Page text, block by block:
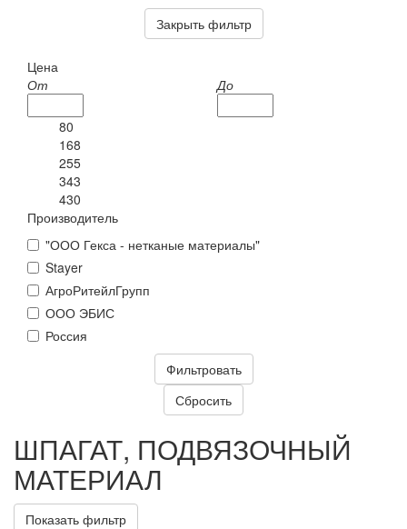
Закрыть фильтр
Цена
От
До
80
168
255
343
430
Производитель
"ООО Гекса - нетканые материалы"
Stayer
АгроРитейлГрупп
ООО ЭБИС
Россия
ШПАГАТ, ПОДВЯЗОЧНЫЙ
МАТЕРИАЛ
Показать фильтр